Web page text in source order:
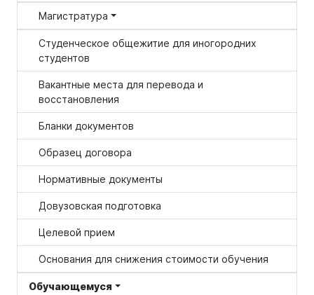
Магистратура
Студенческое общежитие для иногородних
студентов
Вакантные места для перевода и
восстановления
Бланки документов
Образец договора
Нормативные документы
Довузовская подготовка
Целевой прием
Основания для снижения стоимости обучения
Обучающемуся